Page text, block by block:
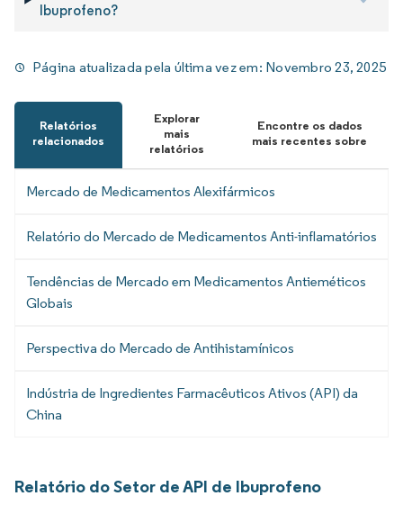
Ibuprofeno?
Página atualizada pela última vez em: Novembro 23, 2025
Relatórios
relacionados
Explorar
mais
relatórios
Encontre os dados
mais recentes sobre
Mercado de Medicamentos Alexifármicos
Relatório do Mercado de Medicamentos Anti-inflamatórios
Tendências de Mercado em Medicamentos Antieméticos
Globais
Perspectiva do Mercado de Antihistamínicos
Indústria de Ingredientes Farmacêuticos Ativos (API) da
China
Relatório do Setor de API de Ibuprofeno